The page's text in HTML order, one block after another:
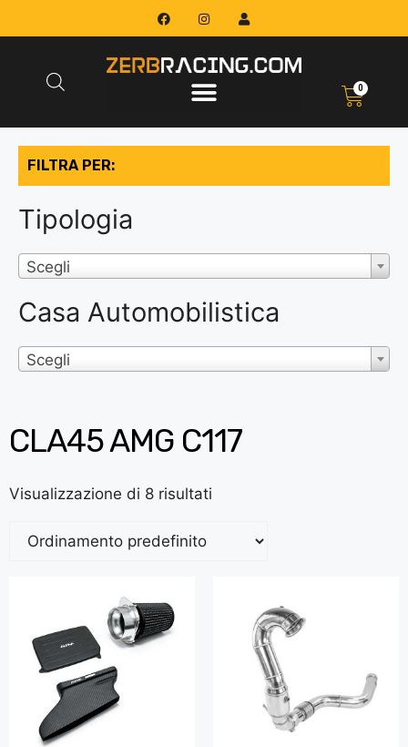
0
FILTRA PER:
Tipologia
Scegli
Casa Automobilistica
Scegli
CLA45 AMG C117
Visualizzazione di 8 risultati